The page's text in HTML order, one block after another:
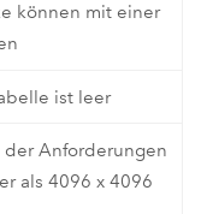
können mit einer
ist leer
Anforderungen
als 4096 x 4096